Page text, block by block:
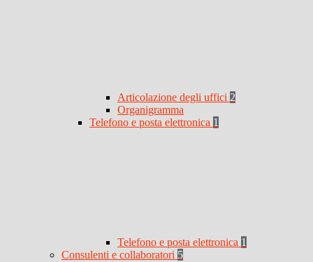
Articolazione degli uffici 2
Organigramma
Telefono e posta elettronica 1
Telefono e posta elettronica 1
Consulenti e collaboratori 5